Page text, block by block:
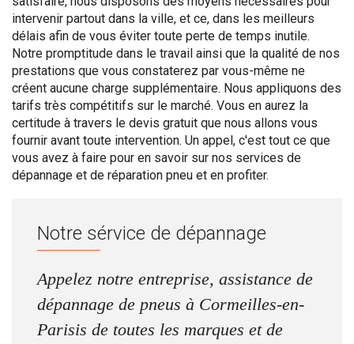
intervenir partout dans la ville, et ce, dans les meilleurs
délais afin de vous éviter toute perte de temps inutile.
Notre promptitude dans le travail ainsi que la qualité de nos
prestations que vous constaterez par vous-même ne
créent aucune charge supplémentaire. Nous appliquons des
tarifs très compétitifs sur le marché. Vous en aurez la
certitude à travers le devis gratuit que nous allons vous
fournir avant toute intervention. Un appel, c'est tout ce que
vous avez à faire pour en savoir sur nos services de
dépannage et de réparation pneu et en profiter.
Notre sérvice de dépannage
Appelez notre entreprise, assistance de
dépannage de pneus à Cormeilles-en-
Parisis de toutes les marques et de